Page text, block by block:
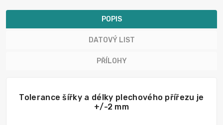
POPIS
DATOVÝ LIST
PŘÍLOHY
Tolerance šířky a délky plechového přířezu je
+/-2 mm